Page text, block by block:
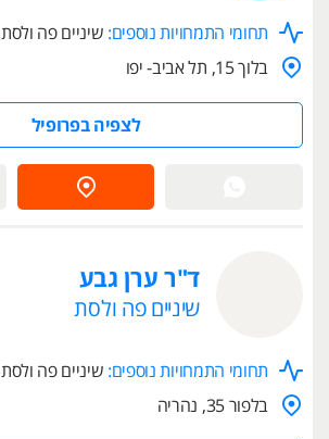
תחומי התמחויות נוספים: שיניים פה ולסת
בלוך 15, תל אביב- יפו
לצפיה בפרופיל
ד"ר ערן גבע
שיניים פה ולסת
תחומי התמחויות נוספים: שיניים פה ולסת
בלפור 35, נהריה